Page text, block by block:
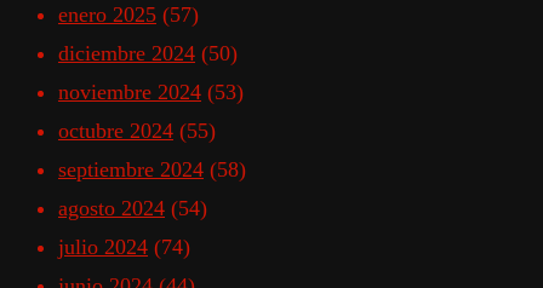
enero 2025 (57)
diciembre 2024 (50)
noviembre 2024 (53)
octubre 2024 (55)
septiembre 2024 (58)
agosto 2024 (54)
julio 2024 (74)